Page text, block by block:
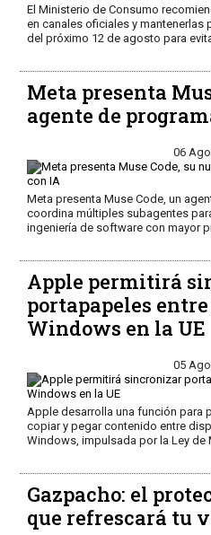
El Ministerio de Consumo
en canales oficiales y
del próximo 12 de agosto para
Meta presenta
agente de
06
Meta presenta Muse Code, un
coordina múltiples subagentes
ingeniería de software con mayor
Apple permitirá
portapapeles
Windows en la UE
05
Apple desarrolla una función para
copiar y pegar contenido entre
Windows, impulsada por la Ley de
Gazpacho: el
que refrescará tu